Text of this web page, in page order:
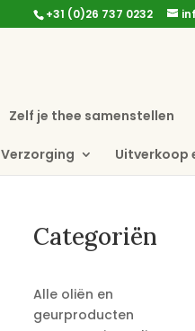
+31 (0)26 737 0232
Zelf je thee samenstellen
Verzorging Uitverkoop
Categoriën
Alle oliën en
geurproducten